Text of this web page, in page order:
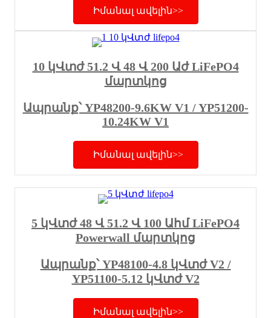
Իմանալ ավելին>>
10 կՎտժ 51.2 Վ 48 Վ 200 Աժ LiFePO4
մարտկոց
Ապրանք՝ YP48200-9.6KW V1 / YP51200-
10.24KW V1
Իմանալ ավելին>>
5 կՎտժ 48 Վ 51.2 Վ 100 Ահմ LiFePO4
Powerwall մարտկոց
Ապրանք՝ YP48100-4.8 կՎտժ V2 /
YP51100-5.12 կՎտժ V2
Իմանալ ավելին>>